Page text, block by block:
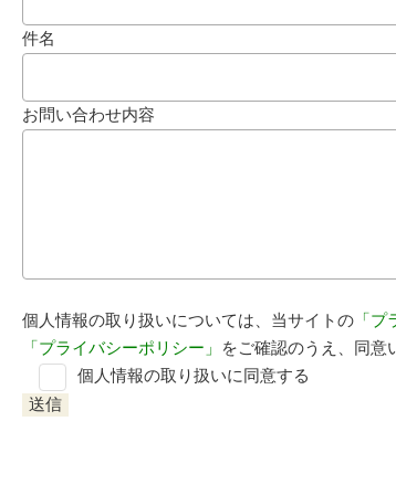
件名
お問い合わせ内容
個人情報の取り扱いについては、当サイトの 「
「プライバシーポリシー」
をご確認のうえ、同意
個人情報の取り扱いに同意する